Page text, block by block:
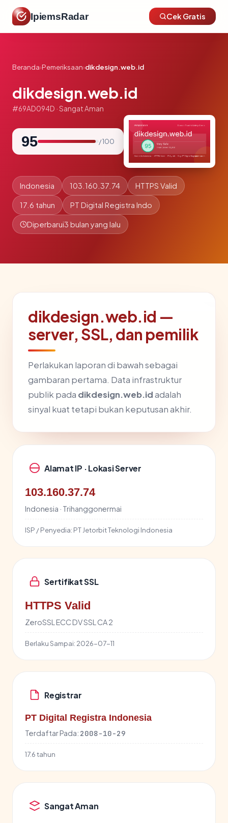
IpiemsRadar Cek Gratis
Beranda›Pemeriksaan›dikdesign.web.id
dikdesign.web.id
#69AD094D · Sangat Aman
95 / 100
Indonesia 103.160.37.74 HTTPS Valid
17.6 tahun PT Digital Registra Indo
Diperbarui3 bulan yang lalu
dikdesign.web.id —
server, SSL, dan pemilik
Perlakukan laporan di bawah sebagai
gambaran pertama. Data infrastruktur
publik pada dikdesign.web.idadalah
sinyal kuat tetapi bukan keputusan akhir.
Alamat IP · Lokasi Server
103.160.37.74
Indonesia · Trihanggonermai
ISP / Penyedia: PT Jetorbit Teknologi Indonesia
Sertifikat SSL
HTTPS Valid
ZeroSSL ECC DV SSL CA 2
Berlaku Sampai: 2026-07-11
Registrar
PT Digital Registra Indonesia
Terdaftar Pada: 2008-10-29
17.6 tahun
Sangat Aman